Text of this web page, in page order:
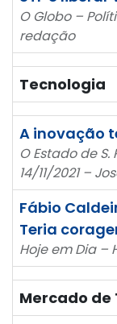
O Globo –
redação
Tecnologia
A inovação
O Estado de
14/11/2021 –
Fábio
Teria
Hoje em Dia –
Mercado de